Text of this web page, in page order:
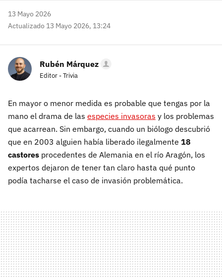
13 Mayo 2026
Actualizado 13 Mayo 2026, 13:24
Rubén Márquez
Editor - Trivia
En mayor o menor medida es probable que tengas por la
mano el drama de las especies invasoras y los problemas
que acarrean. Sin embargo, cuando un biólogo descubrió
que en 2003 alguien había liberado ilegalmente 18
castores procedentes de Alemania en el río Aragón, los
expertos dejaron de tener tan claro hasta qué punto
podía tacharse el caso de invasión problemática.